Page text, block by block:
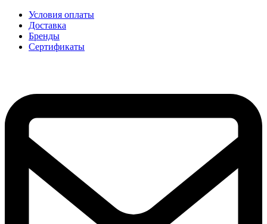
Условия оплаты
Доставка
Бренды
Сертификаты